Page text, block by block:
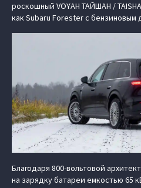
роскошный VOYAH ТАЙШАН /
как Subaru Forester с
Благодаря 800-вольтовой
на зарядку батареи емкостью 65